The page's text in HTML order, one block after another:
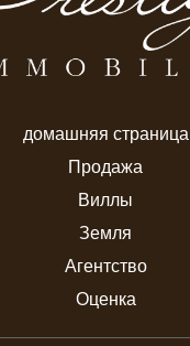
домашняя страница
Продажа
Виллы
Земля
Агентство
Оценка